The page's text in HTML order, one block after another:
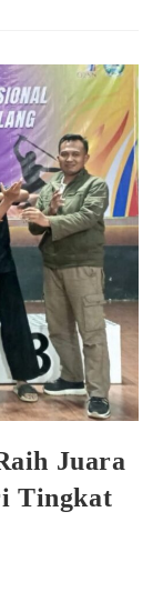
Juara
Tingkat